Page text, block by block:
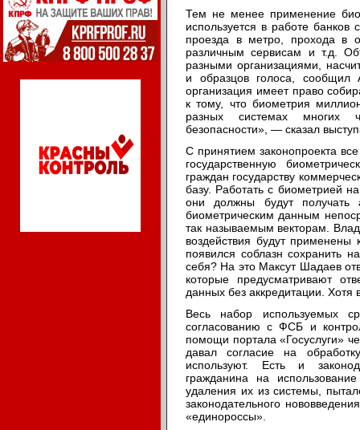
Тем не менее применение
используется в работе банков
проезда в метро, прохода в
различным сервисам и т.д.
разными организациями,
и образцов голоса,
организация имеет право
к тому, что биометрия
разных системах многих
безопасности», — сказал
С принятием законопроекта
государственную
граждан государству
базу. Работать с биометрией
они должны будут получать
биометрическим данным
так называемым векторам.
воздействия будут
появился соблазн сохранить
себя? На это Максут Шадаев
которые предусматривают
данных без аккредитации.
Весь набор используемых
согласованию с ФСБ и
помощи портала «Госуслуги»
давал согласие на
используют. Есть и
гражданина на
удаления их из системы,
законодательного
«единороссы».